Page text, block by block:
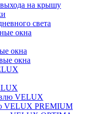
на крышу
света
окна
окна
окна
VELUX
VELUX PREMIUM